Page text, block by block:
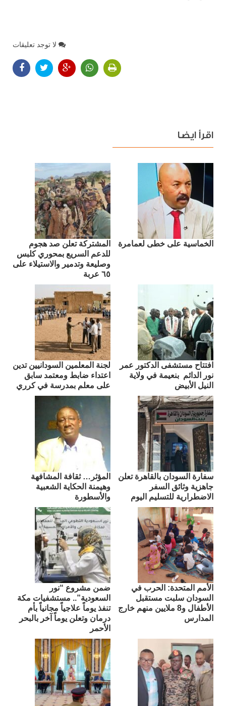
لا توجد تعليقات
اقرأ ايضا
الخماسية على خطى لعمامرة
المشتركة تعلن صد هجوم
للدعم السريع بمحوري كلبس
وصليعة وتدمير والاستيلاء على
٦٥ عربة
افتتاح مستشفى الدكتور عمر
نور الدائم بنعيمة في ولاية
النيل الأبيض
لجنة المعلمين السودانيين تدين
اعتداء ضابط ومعتمد سابق
على معلم بمدرسة في كرري
سفارة السودان بالقاهرة تعلن
جاهزية وثائق السفر
الاضطرارية للتسليم اليوم
المؤثر… ثقافة المشافهة
وهيمنة الحكاية الشعبية
والأسطورة
الأمم المتحدة: الحرب في
السودان سلبت مستقبل
الأطفال و8 ملايين منهم خارج
المدارس
ضمن مشروع “نور
السعودية”.. مستشفيات مكة
تنفذ يوماً علاجياً مجانياً بأم
درمان وتعلن يوماً آخر بالبحر
الأحمر